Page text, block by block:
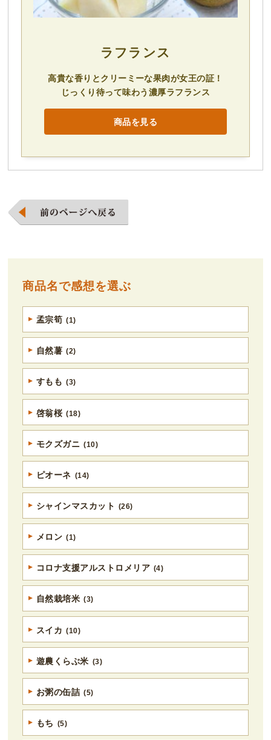
ラフランス
高貴な香りとクリーミーな果肉が女王の証！
じっくり待って味わう濃厚ラフランス
商品を見る
商品名で感想を選ぶ
孟宗筍 (1)
自然薯 (2)
すもも (3)
啓翁桜 (18)
モクズガニ (10)
ピオーネ (14)
シャインマスカット (26)
メロン (1)
コロナ支援アルストロメリア (4)
自然栽培米 (3)
スイカ (10)
遊農くらぶ米 (3)
お粥の缶詰 (5)
もち (5)